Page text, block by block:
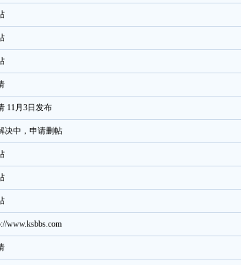
11月3日发布
决中，申请删帖
www.ksbbs.com